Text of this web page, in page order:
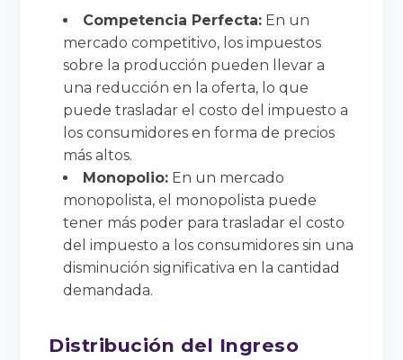
Competencia Perfecta: En un
mercado competitivo, los impuestos
sobre la producción pueden llevar a
una reducción en la oferta, lo que
puede trasladar el costo del impuesto a
los consumidores en forma de precios
más altos.
Monopolio: En un mercado
monopolista, el monopolista puede
tener más poder para trasladar el costo
del impuesto a los consumidores sin una
disminución significativa en la cantidad
demandada.
Distribución del Ingreso